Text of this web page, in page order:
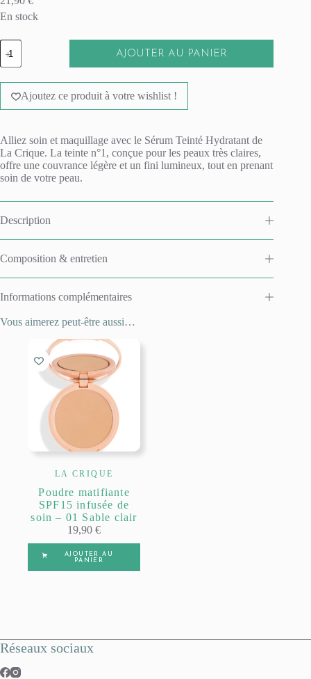
En stock
quantité
de
Sérum
teinté
hydratant
claire
AJOUTER AU PANIER
l
e
n
a
t
i
e
Ajoutez ce produit à votre wishlist !
Alliez soin et maquillage avec le Sérum Teinté Hydratant de
La Crique. La teinte n°1, conçue pour les peaux très claires,
offre une couvrance légère et un fini lumineux, tout en prenant
soin de votre peau.
Description
Composition & entretien
Informations complémentaires
Vous aimerez peut-être aussi…
LA CRIQUE
Poudre matifiante
SPF15 infusée de
soin – 01 Sable clair
19,90€
AJOUTER AU
PANIER
Réseaux sociaux